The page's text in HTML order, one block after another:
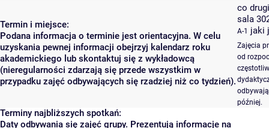
Termin i miejsce:
Podana informacja o terminie jest orientacyjna. W celu
uzyskania pewnej informacji obejrzyj kalendarz roku
akademickiego lub skontaktuj się z wykładowcą
(nieregularności zdarzają się przede wszystkim w
przypadku zajęć odbywających się rzadziej niż co tydzień).
co
sala
A-1 jaki
Zajęcia
od
później.
Terminy najbliższych spotkań:
Daty odbywania się zajęć grupy. Prezentują informacje na